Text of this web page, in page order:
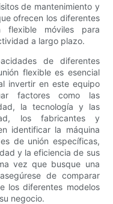
de mantenimiento y
ofrecen los diferentes
flexible móviles para
a largo plazo.
de diferentes
flexible es esencial
invertir en este equipo
factores como las
la tecnología y las
los fabricantes y
identificar la máquina
de unión específicas,
y la eficiencia de sus
vez que busque una
de comparar
los diferentes modelos
negocio.